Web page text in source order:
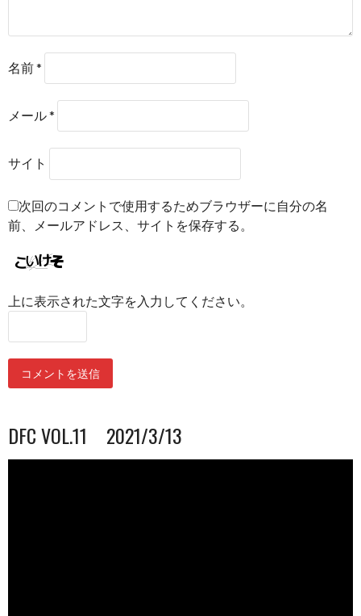
名前*
メール*
サイト
次回のコメントで使用するためブラウザーに自分の名
前、メールアドレス、サイトを保存する。
上に表示された文字を入力してください。
DFC VOL.11 2021/3/13